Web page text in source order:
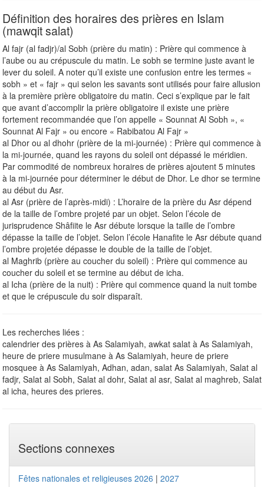
Définition des horaires des prières en Islam
(mawqit salat)
Al fajr (al fadjr)/al Sobh (prière du matin) : Prière qui commence à
l’aube ou au crépuscule du matin. Le sobh se termine juste avant le
lever du soleil. A noter qu’il existe une confusion entre les termes «
sobh » et « fajr » qui selon les savants sont utilisés pour faire allusion
à la première prière obligatoire du matin. Ceci s’explique par le fait
que avant d’accomplir la prière obligatoire il existe une prière
fortement recommandée que l’on appelle « Sounnat Al Sobh », «
Sounnat Al Fajr » ou encore « Rabibatou Al Fajr »
al Dhor ou al dhohr (prière de la mi-journée) : Prière qui commence à
la mi-journée, quand les rayons du soleil ont dépassé le méridien.
Par commodité de nombreux horaires de prières ajoutent 5 minutes
à la mi-journée pour déterminer le début de Dhor. Le dhor se termine
au début du Asr.
al Asr (prière de l’après-midi) : L’horaire de la prière du Asr dépend
de la taille de l’ombre projeté par un objet. Selon l’école de
jurisprudence Shâfiite le Asr débute lorsque la taille de l’ombre
dépasse la taille de l’objet. Selon l’école Hanafite le Asr débute quand
l’ombre projetée dépasse le double de la taille de l’objet.
al Maghrib (prière au coucher du soleil) : Prière qui commence au
coucher du soleil et se termine au début de icha.
al Icha (prière de la nuit) : Prière qui commence quand la nuit tombe
et que le crépuscule du soir disparaît.
Les recherches liées :
calendrier des prières à As Salamiyah, awkat salat à As Salamiyah,
heure de priere musulmane à As Salamiyah, heure de priere
mosquee à As Salamiyah, Adhan, adan, salat As Salamiyah, Salat al
fadjr, Salat al Sobh, Salat al dohr, Salat al asr, Salat al maghreb, Salat
al icha, heures des prieres.
Sections connexes
Fêtes nationales et religieuses 2026 | 2027